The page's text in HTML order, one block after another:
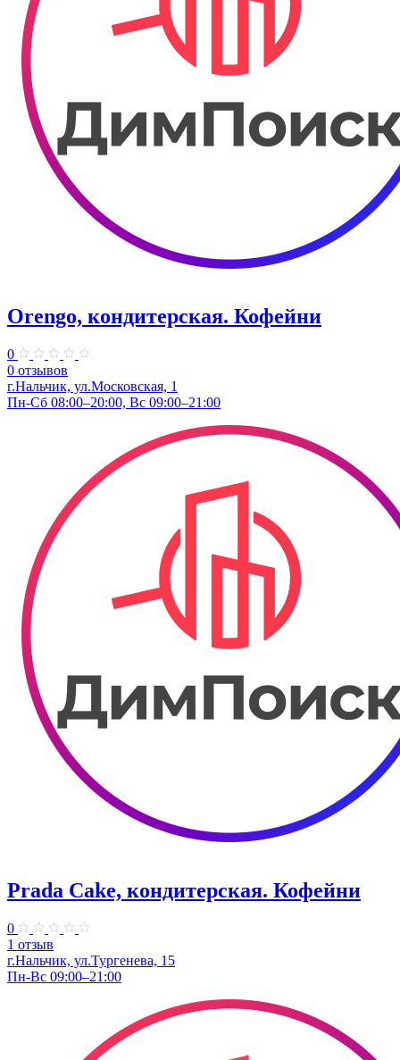
Orengo, кондитерская. Кофейни
0
0 отзывов
г.Нальчик, ул.Московская, 1
Пн-Сб 08:00–20:00, Вс 09:00–21:00
Prada Cake, кондитерская. Кофейни
0
1 отзыв
г.Нальчик, ул.Тургенева, 15
Пн-Вс 09:00–21:00